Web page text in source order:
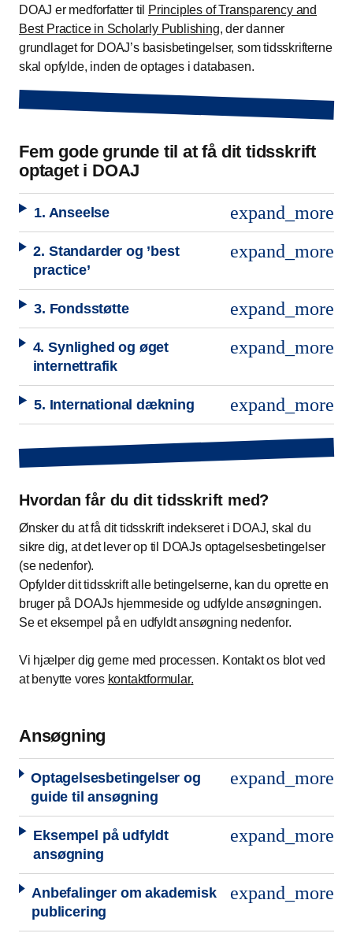
DOAJ er medforfatter til Principles of Transparency and
Best Practice in Scholarly Publishing, der danner
grundlaget for DOAJ’s basisbetingelser, som tidsskrifterne
skal opfylde, inden de optages i databasen.
Fem gode grunde til at få dit tidsskrift
optaget i DOAJ
1. Anseelse expand_more
2. Standarder og ’best
practice’
expand_more
3. Fondsstøtte expand_more
4. Synlighed og øget
internettrafik
expand_more
5. International dækning expand_more
Hvordan får du dit tidsskrift med?
Ønsker du at få dit tidsskrift indekseret i DOAJ, skal du
sikre dig, at det lever op til DOAJs optagelsesbetingelser
(se nedenfor).
Opfylder dit tidsskrift alle betingelserne, kan du oprette en
bruger på DOAJs hjemmeside og udfylde ansøgningen.
Se et eksempel på en udfyldt ansøgning nedenfor.
Vi hjælper dig gerne med processen. Kontakt os blot ved
at benytte vores kontaktformular.
Ansøgning
Optagelsesbetingelser og
guide til ansøgning
expand_more
Eksempel på udfyldt
ansøgning
expand_more
Anbefalinger om akademisk
publicering
expand_more